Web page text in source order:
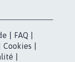
FAQ
Cookies